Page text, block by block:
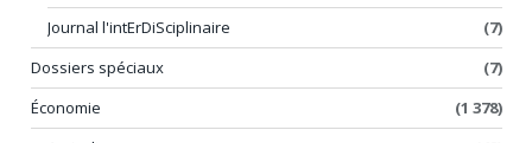
Journal l'intErDiSciplinaire
(7)
Dossiers spéciaux
(7)
Économie
(1 378)